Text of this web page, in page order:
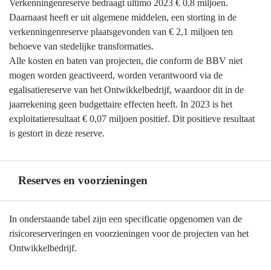
Verkenningenreserve bedraagt ultimo 2023 € 0,8 miljoen.
Daarnaast heeft er uit algemene middelen, een storting in de
verkenningenreserve plaatsgevonden van € 2,1 miljoen ten
behoeve van stedelijke transformaties.
Alle kosten en baten van projecten, die conform de BBV niet
mogen worden geactiveerd, worden verantwoord via de
egalisatiereserve van het Ontwikkelbedrijf, waardoor dit in de
jaarrekening geen budgettaire effecten heeft. In 2023 is het
exploitatieresultaat € 0,07 miljoen positief. Dit positieve resultaat
is gestort in deze reserve.
Reserves en voorzieningen
Terug
naar
navigatie
In onderstaande tabel zijn een specificatie opgenomen van de
risicoreserveringen en voorzieningen voor de projecten van het
Ontwikkelbedrijf.